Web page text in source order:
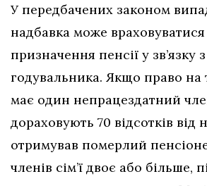
У передбачених законом
надбавка може враховуватися
призначення пенсії у зв’язку
годувальника. Якщо право на
має один непрацездатний
дораховують 70 відсотків від
отримував померлий
членів сім’ї двоє або більше,